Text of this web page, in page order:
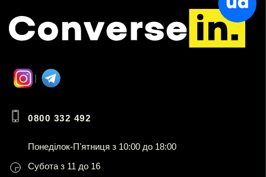
0800 332 492
Понеділок-Пʼятниця з 10:00 до 18:00
Субота з 11 до 16